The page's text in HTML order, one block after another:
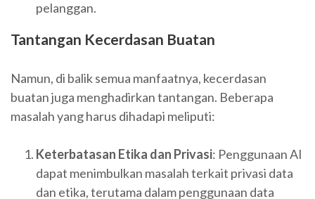
pelanggan.
Tantangan Kecerdasan Buatan
Namun, di balik semua manfaatnya, kecerdasan
buatan juga menghadirkan tantangan. Beberapa
masalah yang harus dihadapi meliputi:
Keterbatasan Etika dan Privasi: Penggunaan AI
dapat menimbulkan masalah terkait privasi data
dan etika, terutama dalam penggunaan data